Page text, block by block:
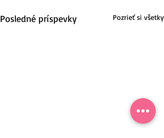
Posledné príspevky Pozrieť si všetky